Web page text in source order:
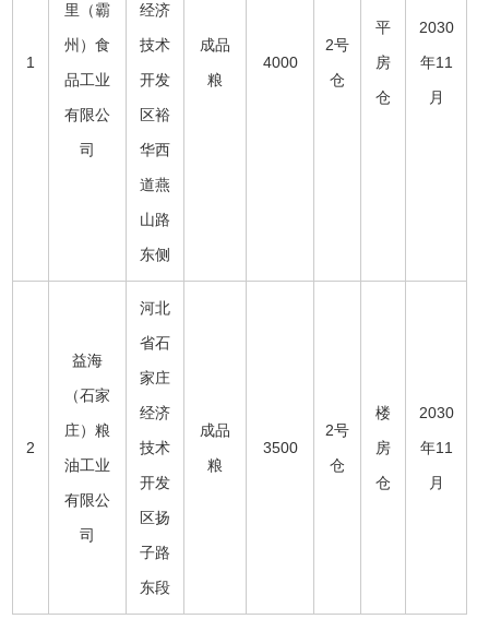
1
里（霸
州）食
品工业
有限公
司
经济
技术
开发
区裕
华西
道燕
山路
东侧
成品
粮
4000
2号
仓
平
房
仓
2030
年11
月
2
益海
（石家
庄）粮
油工业
有限公
司
河北
省石
家庄
经济
技术
开发
区扬
子路
东段
成品
粮
3500
2号
仓
楼
房
仓
2030
年11
月